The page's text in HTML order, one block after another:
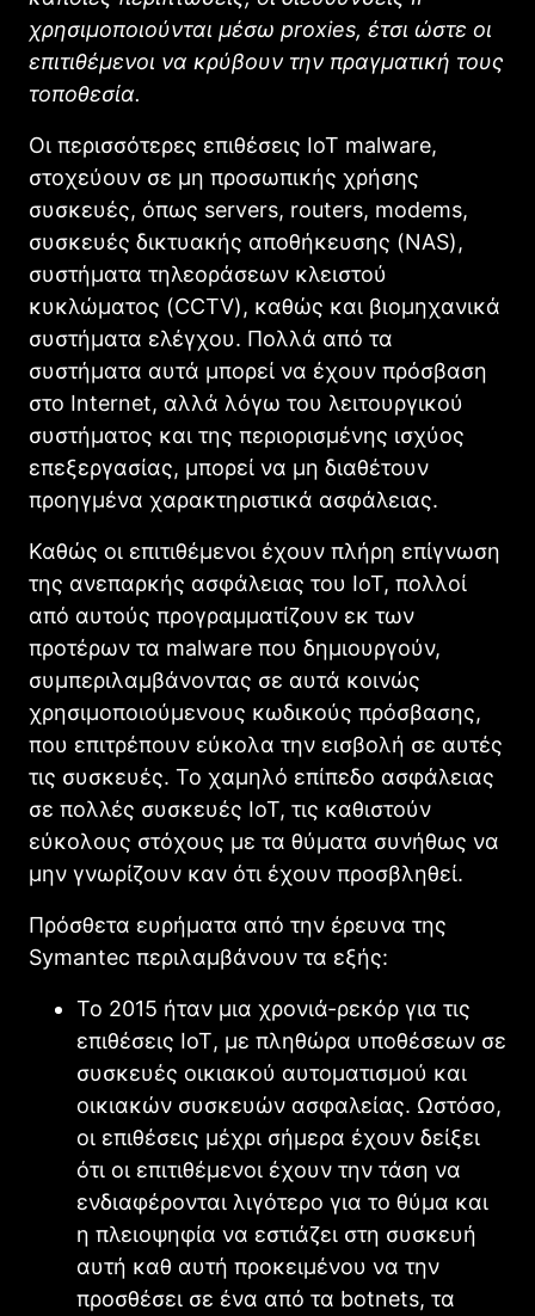
χρησιμοποιούνται μέσω proxies, έτσι ώστε οι
επιτιθέμενοι να κρύβουν την πραγματική τους
τοποθεσία.
Οι περισσότερες επιθέσεις ΙοΤ malware,
στοχεύουν σε μη προσωπικής χρήσης
συσκευές, όπως servers, routers, modems,
συσκευές δικτυακής αποθήκευσης (NAS),
συστήματα τηλεοράσεων κλειστού
κυκλώματος (CCTV), καθώς και βιομηχανικά
συστήματα ελέγχου. Πολλά από τα
συστήματα αυτά μπορεί να έχουν πρόσβαση
στο Internet, αλλά λόγω του λειτουργικού
συστήματος και της περιορισμένης ισχύος
επεξεργασίας, μπορεί να μη διαθέτουν
προηγμένα χαρακτηριστικά ασφάλειας.
Καθώς οι επιτιθέμενοι έχουν πλήρη επίγνωση
της ανεπαρκής ασφάλειας του ΙοΤ, πολλοί
από αυτούς προγραμματίζουν εκ των
προτέρων τα malware που δημιουργούν,
συμπεριλαμβάνοντας σε αυτά κοινώς
χρησιμοποιούμενους κωδικούς πρόσβασης,
που επιτρέπουν εύκολα την εισβολή σε αυτές
τις συσκευές. Το χαμηλό επίπεδο ασφάλειας
σε πολλές συσκευές ΙοΤ, τις καθιστούν
εύκολους στόχους με τα θύματα συνήθως να
μην γνωρίζουν καν ότι έχουν προσβληθεί.
Πρόσθετα ευρήματα από την έρευνα της
Symantec περιλαμβάνουν τα εξής:
Το 2015 ήταν μια χρονιά-ρεκόρ για τις
επιθέσεις IoT, με πληθώρα υποθέσεων σε
συσκευές οικιακού αυτοματισμού και
οικιακών συσκευών ασφαλείας. Ωστόσο,
οι επιθέσεις μέχρι σήμερα έχουν δείξει
ότι οι επιτιθέμενοι έχουν την τάση να
ενδιαφέρονται λιγότερο για το θύμα και
η πλειοψηφία να εστιάζει στη συσκευή
αυτή καθ αυτή προκειμένου να την
προσθέσει σε ένα από τα botnets, τα